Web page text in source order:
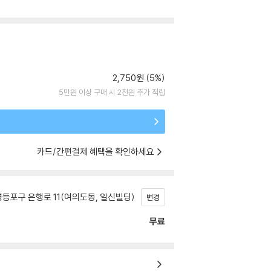
2,750원 (5%)
5만원 이상 구매 시 2천원 추가 적립
카드/간편결제 혜택을 확인하세요
포구 은행로 11(여의도동, 일신빌딩) 변경
무료